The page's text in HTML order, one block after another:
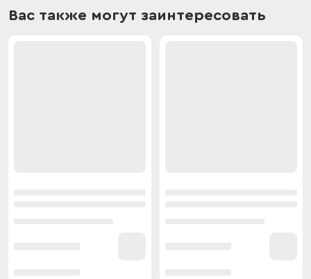
Вас также могут заинтересовать